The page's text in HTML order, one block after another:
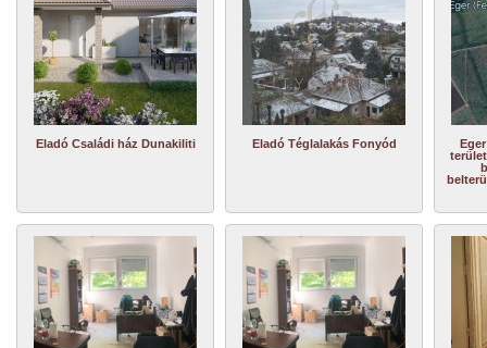
Eladó Családi ház Dunakiliti Eladó Téglalakás Fonyód